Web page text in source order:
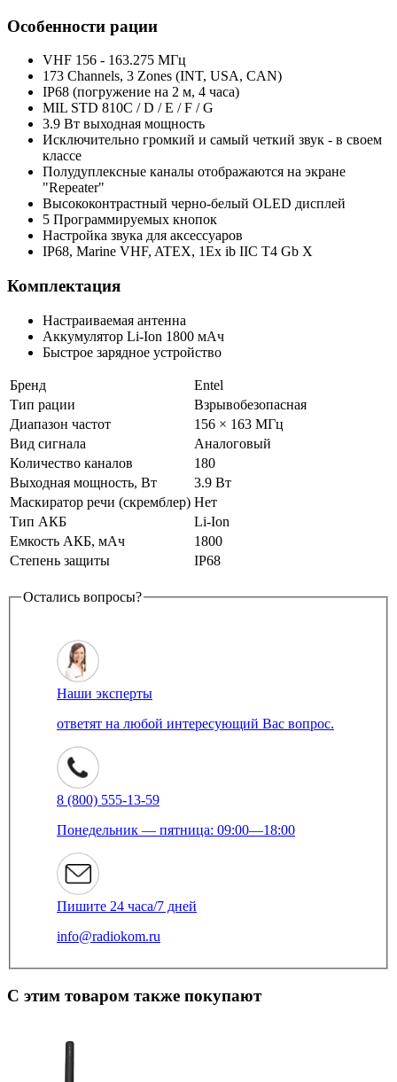
Особенности рации
VHF 156 - 163.275 МГц
173 Channels, 3 Zones (INT, USA, CAN)
IP68 (погружение на 2 м, 4 часа)
MIL STD 810C / D / E / F / G
3.9 Вт выходная мощность
Исключительно громкий и самый четкий звук - в своем
классе
Полудуплексные каналы отображаются на экране
"Repeater"
Высококонтрастный черно-белый OLED дисплей
5 Программируемых кнопок
Настройка звука для аксессуаров
IP68, Marine VHF, ATEX, 1Ex ib IIC T4 Gb Х
Комплектация
Настраиваемая антенна
Аккумулятор Li-Ion 1800 мАч
Быстрое зарядное устройство
Бренд
Entel
Тип рации
Взрывобезопасная
Диапазон частот
156 × 163 МГц
Вид сигнала
Аналоговый
Количество каналов
180
Выходная мощность, Вт
3.9 Вт
Маскиратор речи (скремблер) Нет
Тип АКБ
Li-Ion
Емкость АКБ, мАч
1800
Степень защиты
IP68
Остались вопросы?
Наши эксперты
ответят на любой интересующий Вас вопрос.
8 (800) 555-13-59
Понедельник — пятница: 09:00—18:00
Пишите 24 часа/7 дней
info@radiokom.ru
С этим товаром также покупают